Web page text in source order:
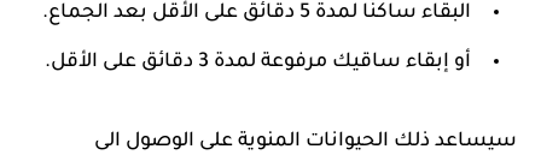
البقاء ساكنًا لمدة 5 دقائق على الأقل بعد الجماع.
أو إبقاء ساقيك مرفوعة لمدة 3 دقائق على الأقل.
سيساعد ذلك الحيوانات المنوية على الوصول الى